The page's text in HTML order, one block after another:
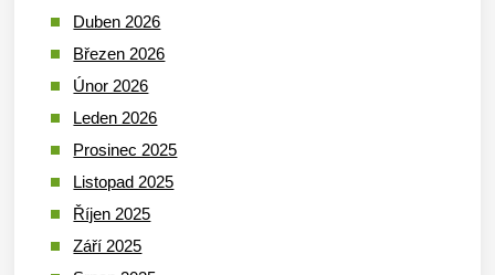
Duben 2026
Březen 2026
Únor 2026
Leden 2026
Prosinec 2025
Listopad 2025
Říjen 2025
Září 2025